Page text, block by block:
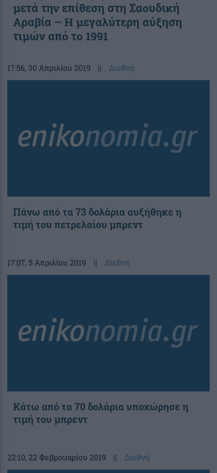
μετά την επίθεση στη Σαουδική
Αραβία – Η μεγαλύτερη αύξηση
τιμών από το 1991
17:56, 30 Απριλίου 2019 || Διεθνή
Πάνω από τα 73 δολάρια αυξήθηκε η
τιμή του πετρελαίου μπρεντ
17:07, 5 Απριλίου 2019 || Διεθνή
Κάτω από τα 70 δολάρια υποχώρησε η
τιμή του μπρεντ
22:10, 22 Φεβρουαρίου 2019 || Διεθνή